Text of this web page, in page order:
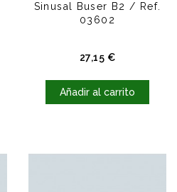
Sinusal Buser B2 / Ref.
03602
27,15 €Precio
Añadir al carrito